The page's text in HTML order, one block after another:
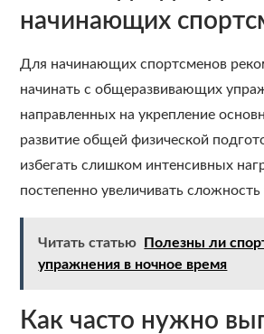
начинающих
Для начинающих спортсменов
начинать с общеразвивающих
направленных на укрепление
развитие общей физической
избегать слишком интенсивных
постепенно увеличивать
Читать статью
Полезны ли
упражнения в ночное время
Как часто нужно